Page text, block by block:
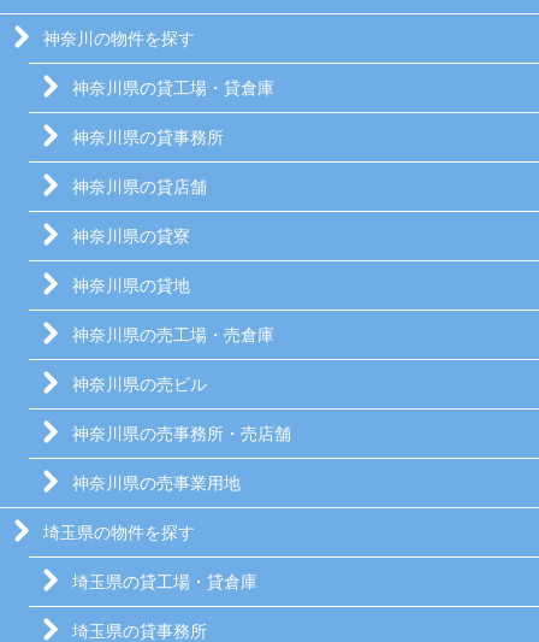
神奈川の物件を探す
神奈川県の貸工場・貸倉庫
神奈川県の貸事務所
神奈川県の貸店舗
神奈川県の貸寮
神奈川県の貸地
神奈川県の売工場・売倉庫
神奈川県の売ビル
神奈川県の売事務所・売店舗
神奈川県の売事業用地
埼玉県の物件を探す
埼玉県の貸工場・貸倉庫
埼玉県の貸事務所